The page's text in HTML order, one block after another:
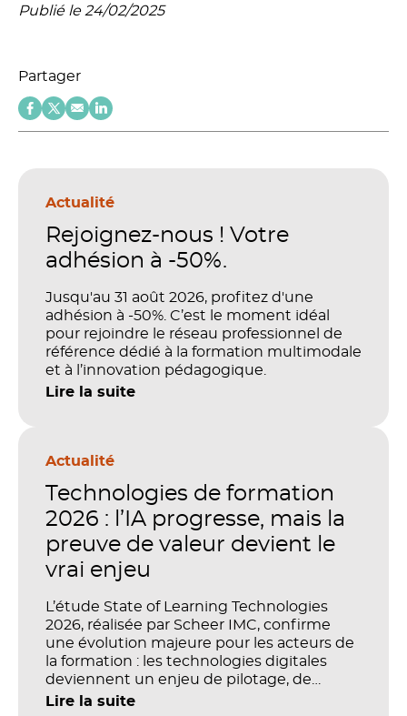
Publié le 24/02/2025
Partager
Actualité
Rejoignez-nous ! Votre
adhésion à -50%.
Jusqu'au 31 août 2026, profitez d'une
adhésion à -50%. C’est le moment idéal
pour rejoindre le réseau professionnel de
référence dédié à la formation multimodale
et à l’innovation pédagogique.
Lire la suite
Actualité
Technologies de formation
2026 : l’IA progresse, mais la
preuve de valeur devient le
vrai enjeu
L’étude State of Learning Technologies
2026, réalisée par Scheer IMC, confirme
une évolution majeure pour les acteurs de
la formation : les technologies digitales
deviennent un enjeu de pilotage, de
performance et de preuve de valeur. IA,
Lire la suite